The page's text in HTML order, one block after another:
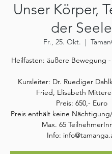
Unser Körper,
der Seele
Fr., 25. Okt.
  |
Heilfasten: äußere Bewegung
Kursleiter: Dr. Ruediger
Fried, Elisabeth
Preis: 650,- Euro
Preis enthält keine
Max. 65
Info: